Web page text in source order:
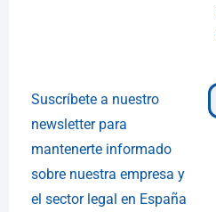
Suscríbete a nuestro
newsletter para
mantenerte informado
sobre nuestra empresa y
el sector legal en España